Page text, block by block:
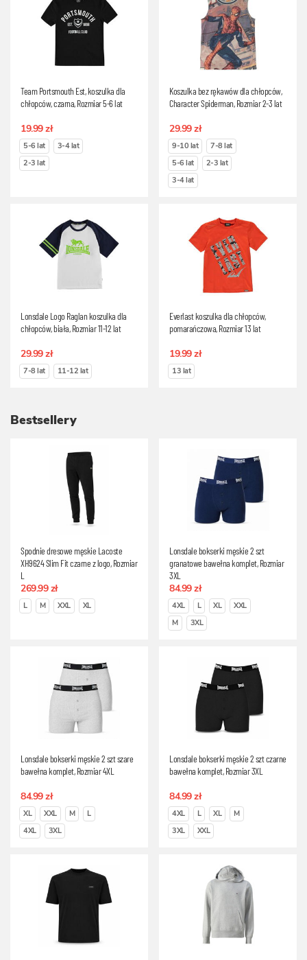
Team Portsmouth Est, koszulka dla
chłopców, czarna, Rozmiar 5-6 lat
19.99 zł
5-6 lat
3-4 lat
2-3 lat
Koszulka bez rękawów dla chłopców,
Character Spiderman, Rozmiar 2-3 lat
29.99 zł
9-10 lat
7-8 lat
5-6 lat
2-3 lat
3-4 lat
Lonsdale Logo Raglan koszulka dla
chłopców, biała, Rozmiar 11-12 lat
29.99 zł
7-8 lat 11-12 lat
Everlast koszulka dla chłopców,
pomarańczowa, Rozmiar 13 lat
19.99 zł
13 lat
Bestsellery
Spodnie dresowe męskie Lacoste
XH9624 Slim Fit czarne z logo, Rozmiar
L
269.99 zł
L M XXL XL
Lonsdale bokserki męskie 2 szt
granatowe bawełna komplet, Rozmiar
3XL
84.99 zł
4XL L XL
XXL
M
3XL
Lonsdale bokserki męskie 2 szt szare
bawełna komplet, Rozmiar 4XL
84.99 zł
XL XXL M
L
4XL
3XL
Lonsdale bokserki męskie 2 szt czarne
bawełna komplet, Rozmiar 3XL
84.99 zł
4XL L XL
M
3XL
XXL